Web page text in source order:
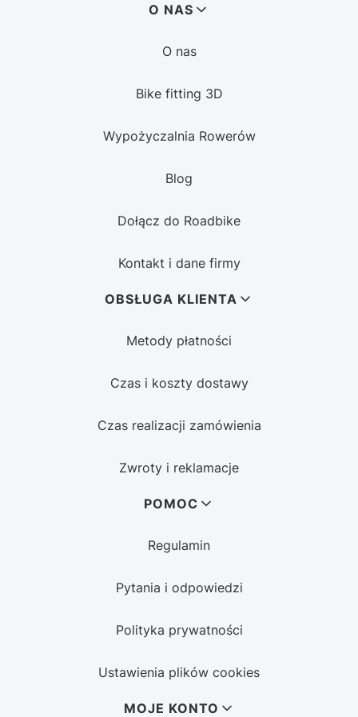
O NAS
O nas
Bike fitting 3D
Wypożyczalnia Rowerów
Blog
Dołącz do Roadbike
Kontakt i dane firmy
OBSŁUGA KLIENTA
Metody płatności
Czas i koszty dostawy
Czas realizacji zamówienia
Zwroty i reklamacje
POMOC
Regulamin
Pytania i odpowiedzi
Polityka prywatności
Ustawienia plików cookies
MOJE KONTO